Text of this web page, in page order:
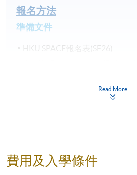
報名方法
準備文件
HKU SPACE報名表(SF26)
金鐘教學中心
Read More
費用及入學條件